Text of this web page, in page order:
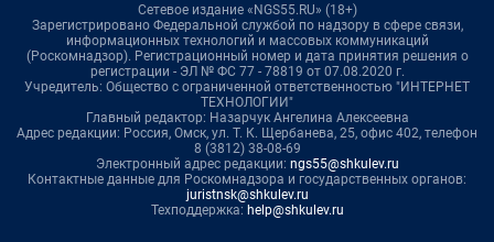
Сетевое издание «NGS55.RU» (18+)
Зарегистрировано Федеральной службой по надзору в сфере связи,
информационных технологий и массовых коммуникаций
(Роскомнадзор). Регистрационный номер и дата принятия решения о
регистрации - ЭЛ № ФС 77 - 78819 от 07.08.2020 г.
Учредитель: Общество с ограниченной ответственностью "ИНТЕРНЕТ
ТЕХНОЛОГИИ"
Главный редактор: Назарчук Ангелина Алексеевна
Адрес редакции: Россия, Омск, ул. Т. К. Щербанева, 25, офис 402, телефон
8 (3812) 38-08-69
Электронный адрес редакции: ngs55@shkulev.ru
Контактные данные для Роскомнадзора и государственных органов:
juristnsk@shkulev.ru
Техподдержка: help@shkulev.ru